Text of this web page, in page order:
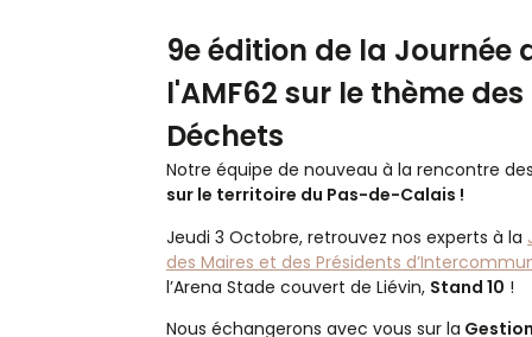
9e édition de la Journée
l'AMF62 sur le thème des
Déchets
Notre équipe de nouveau à la rencontre
sur le territoire du Pas-de-Calais !
Jeudi 3 Octobre, retrouvez nos experts à la
des Maires et des Présidents
l’Arena Stade couvert de Liévin, Stand 10 !
Nous échangerons avec vous sur la